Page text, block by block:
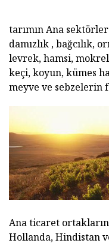
tarımın Ana
damızlık , bağcılık,
levrek, hamsi,
keçi, koyun, kümes
meyve ve sebzelerin
Ana ticaret
Hollanda, Hindistan